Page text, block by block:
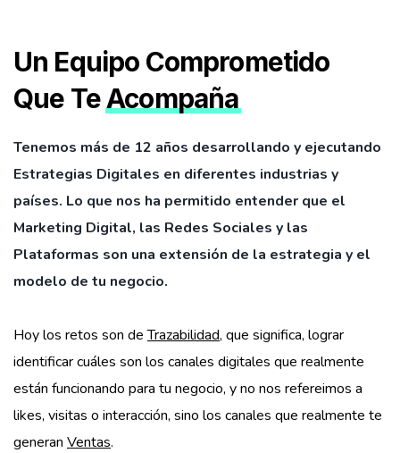
Un Equipo Comprometido
Que TeAcompaña
Tenemos más de 12 años desarrollando y ejecutando
Estrategias Digitales en diferentes industrias y
países. Lo que nos ha permitido entender que el
Marketing Digital, las Redes Sociales y las
Plataformas son una extensión de la estrategia y el
modelo de tu negocio.
Hoy los retos son deTrazabilidad, que significa, lograr
identificar cuáles son los canales digitales que realmente
están funcionando para tu negocio, y no nos refereimos a
likes, visitas o interacción, sino los canales que realmente te
generan Ventas.